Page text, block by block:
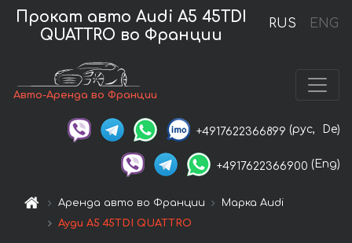
RUS ENG
Прокат авто Audi A5 45TDI
QUATTRO во Франции
Авто-Аренда во Франции
+4917622366899 (рус, De)
+4917622366900 (Eng)
Аренда авто во Франции
Марка Audi
Ауди A5 45TDI QUATTRO